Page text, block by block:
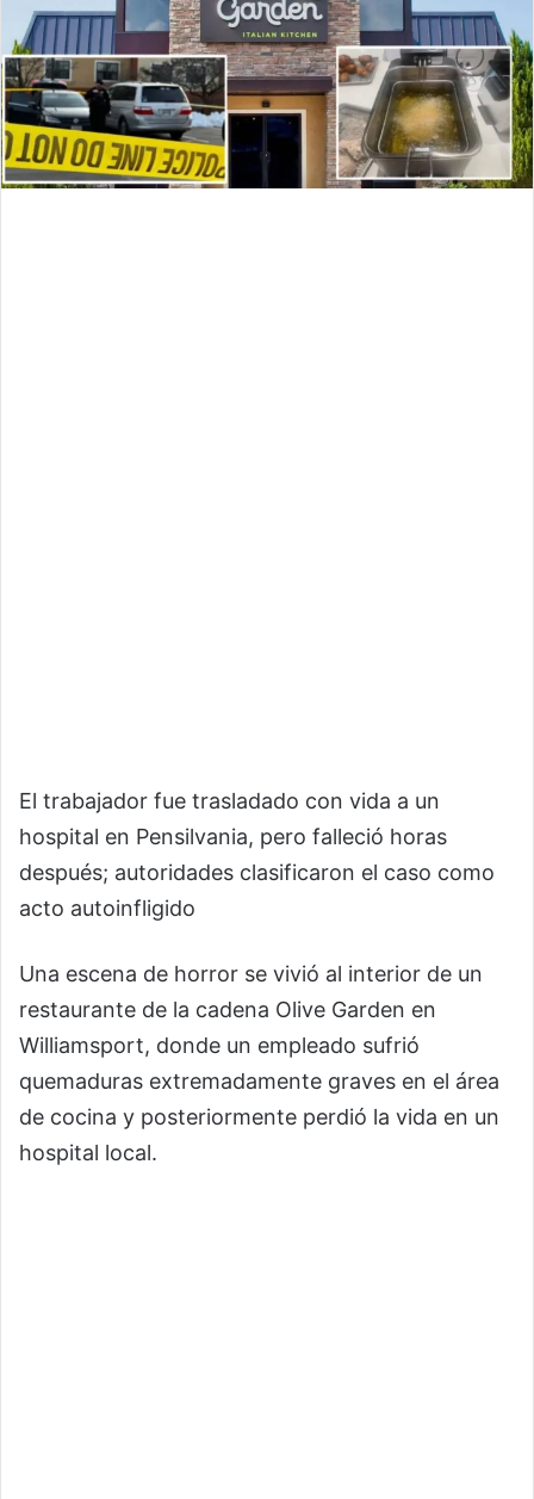
El trabajador fue trasladado con vida a un
hospital en Pensilvania, pero falleció horas
después; autoridades clasificaron el caso como
acto autoinfligido
Una escena de horror se vivió al interior de un
restaurante de la cadena Olive Garden en
Williamsport, donde un empleado sufrió
quemaduras extremadamente graves en el área
de cocina y posteriormente perdió la vida en un
hospital local.